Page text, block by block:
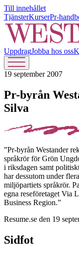
Till innehållet
TjänsterKurserPr-
UppdragJobba hos oss
19 september 2007
Pr-byrån
Silva
”Pr-byrån Westander
språkrör för Grön
i riksdagen samt
har dessutom under
miljöpartiets språkrör.
egna reseföretaget Via
Business Region.”
Resume.se den 19
Sidfot